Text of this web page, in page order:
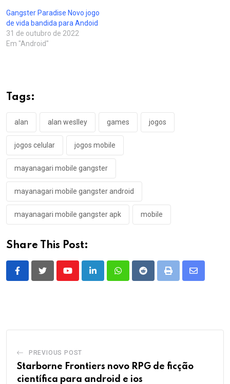
Gangster Paradise Novo jogo
de vida bandida para Andoid
31 de outubro de 2022
Em "Android"
Tags:
alan alan weslley games jogos
jogos celular jogos mobile
mayanagari mobile gangster
mayanagari mobile gangster android
mayanagari mobile gangster apk mobile
Share This Post:
YoutubeLinkedInWhatsappRedditPrint
Share
PREVIOUS POST
Starborne Frontiers novo RPG de ficção
científica para android e ios